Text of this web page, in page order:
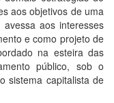
aos objetivos de uma
aos interesses
e como projeto de
na esteira das
público, sob o
sistema capitalista de